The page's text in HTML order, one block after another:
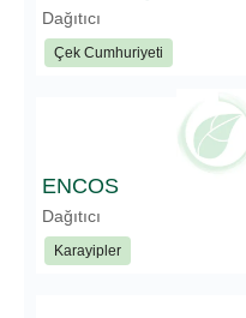
Dağıtıcı
Çek Cumhuriyeti
ENCOS
Dağıtıcı
Karayipler